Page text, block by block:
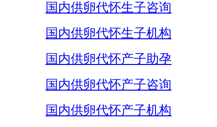
国内供卵代怀生子咨询
国内供卵代怀生子机构
国内供卵代怀产子助孕
国内供卵代怀产子咨询
国内供卵代怀产子机构